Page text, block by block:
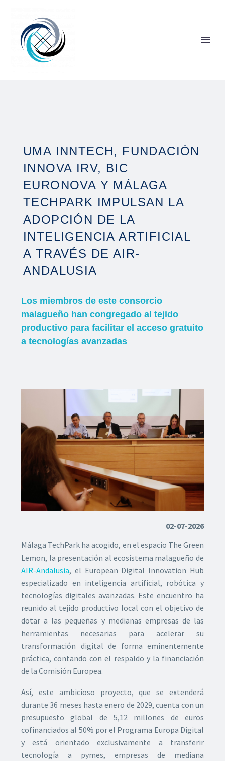
UMA INNTECH, FUNDACIÓN
INNOVA IRV, BIC
EURONOVA Y MÁLAGA
TECHPARK IMPULSAN LA
ADOPCIÓN DE LA
INTELIGENCIA ARTIFICIAL
A TRAVÉS DE AIR-
ANDALUSIA
Los miembros de este consorcio
malagueño han congregado al tejido
productivo para facilitar el acceso gratuito
a tecnologías avanzadas
02-07-2026
Málaga TechPark ha acogido, en el espacio The Green
Lemon, la presentación al ecosistema malagueño de
AIR-Andalusia, el European Digital Innovation Hub
especializado en inteligencia artificial, robótica y
tecnologías digitales avanzadas. Este encuentro ha
reunido al tejido productivo local con el objetivo de
dotar a las pequeñas y medianas empresas de las
herramientas necesarias para acelerar su
transformación digital de forma eminentemente
práctica, contando con el respaldo y la financiación
de la Comisión Europea.
Así, este ambicioso proyecto, que se extenderá
durante 36 meses hasta enero de 2029, cuenta con un
presupuesto global de 5,12 millones de euros
cofinanciados al 50% por el Programa Europa Digital
y está orientado exclusivamente a transferir
tecnología a pymes, empresas de mediana